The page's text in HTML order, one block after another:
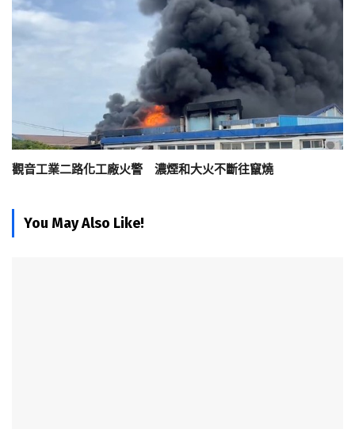
觀音工業二路化工廠火警 濃煙和大火不斷往竄燒
You May Also Like!